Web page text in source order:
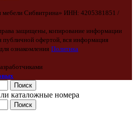
Сибвитрина» ИНН: 4205381851 /
защищены, копирование информации
публичной офертой, вся информация
ознакомления Политика
Поиск
каталожные номера
Поиск